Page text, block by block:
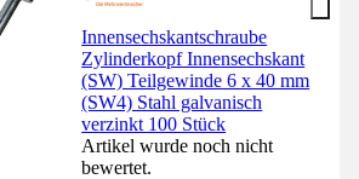
Innensechskantschraube
Zylinderkopf Innensechskant
(SW) Teilgewinde 6 x 40 mm
(SW4) Stahl galvanisch
verzinkt 100 Stück
Artikel wurde noch nicht
bewertet.